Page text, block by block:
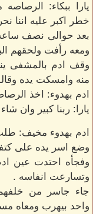
يارا ببكاء:
خطر اكبر عليه اننا
بعد حوالى نصف
ومعه رأفت ولحقهم
وقف ادم بالمشفى
منه وامسكت يده
ادم بهدوء: اخذ
يارا: ربنا كبير وان
ادم بهدوء مخيف:
وضع اسر يده على
وفجأه احتدت عين
وتسارعت انفاسه .
جاء جاسر من خلفهم
واحد بيهرب ومعاه